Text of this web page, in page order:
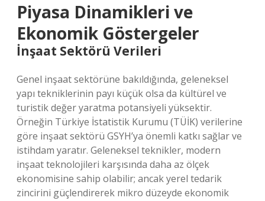
Piyasa Dinamikleri ve
Ekonomik Göstergeler
İnşaat Sektörü Verileri
Genel inşaat sektörüne bakıldığında, geleneksel
yapı tekniklerinin payı küçük olsa da kültürel ve
turistik değer yaratma potansiyeli yüksektir.
Örneğin Türkiye İstatistik Kurumu (TÜİK) verilerine
göre inşaat sektörü GSYH’ya önemli katkı sağlar ve
istihdam yaratır. Geleneksel teknikler, modern
inşaat teknolojileri karşısında daha az ölçek
ekonomisine sahip olabilir; ancak yerel tedarik
zincirini güçlendirerek mikro düzeyde ekonomik